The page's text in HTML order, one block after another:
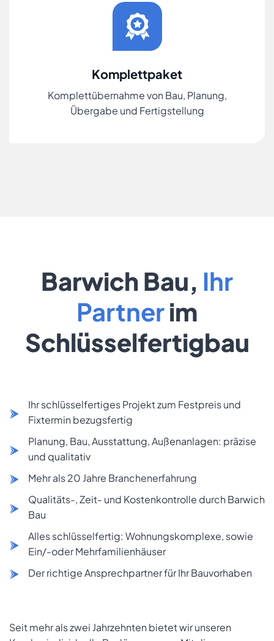
Komplettpaket
Komplettübernahme von Bau, Planung,
Übergabe und Fertigstellung
Barwich Bau, Ihr
Partnerim
Schlüsselfertigbau
Ihr schlüsselfertiges Projekt zum Festpreis und
Fixtermin bezugsfertig
Planung, Bau, Ausstattung, Außenanlagen: präzise
und qualitativ
Mehr als 20 Jahre Branchenerfahrung
Qualitäts-, Zeit- und Kostenkontrolle durch Barwich
Bau
Alles schlüsselfertig: Wohnungskomplexe, sowie
Ein/-oder Mehrfamilienhäuser
Der richtige Ansprechpartner für Ihr Bauvorhaben
Seit mehr als zwei Jahrzehnten bietet wir unseren